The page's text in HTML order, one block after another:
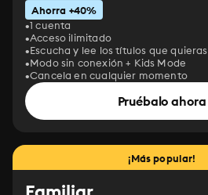
Ahorra +40%
1 cuenta
Acceso ilimitado
Escucha y lee los títulos que quieras
Modo sin conexión + Kids Mode
Cancela en cualquier momento
Pruébalo ahora
¡Más popular!